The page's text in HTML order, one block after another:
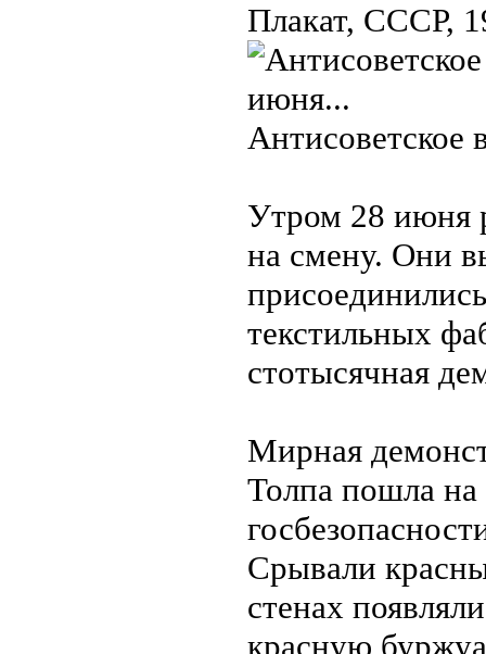
Плакат, СССР,
Антисоветское
Утром 28 июня
на смену. Они
текстильных
стотысячная
Мирная
Толпа пошла на
Срывали
стенах
красную